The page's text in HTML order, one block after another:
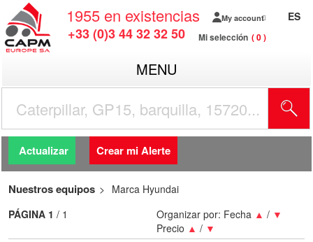
1955 en existencias
+33 (0)3 44 32 32 50
My account
Mi selección 0
ES
MENU
Actualizar Crear mi Alerte
Nuestros equipos Marca Hyundai
Organizar por: Fecha ▲ / ▼
Precio ▲ / ▼
PÁGINA 1 / 1